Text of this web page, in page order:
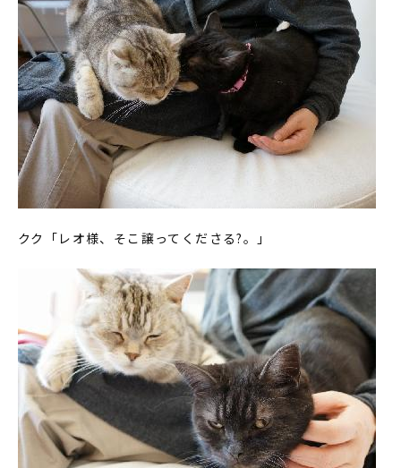
クク「レオ様、そこ譲ってくださる?。」